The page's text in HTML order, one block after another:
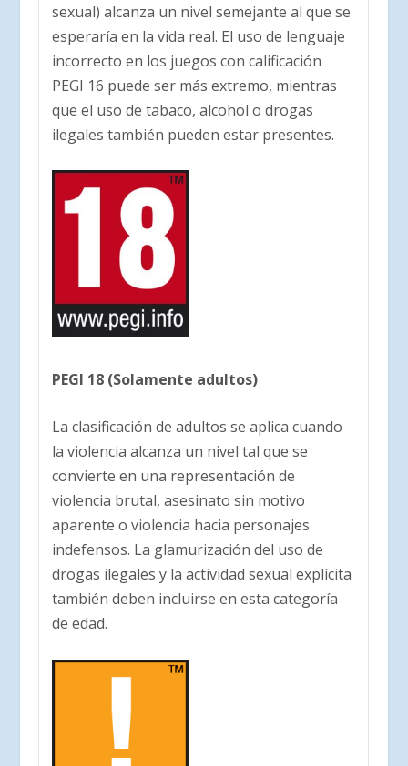
sexual) alcanza un nivel semejante al que se
esperaría en la vida real. El uso de lenguaje
incorrecto en los juegos con calificación
PEGI 16 puede ser más extremo, mientras
que el uso de tabaco, alcohol o drogas
ilegales también pueden estar presentes.
PEGI 18 (Solamente adultos)
La clasificación de adultos se aplica cuando
la violencia alcanza un nivel tal que se
convierte en una representación de
violencia brutal, asesinato sin motivo
aparente o violencia hacia personajes
indefensos. La glamurización del uso de
drogas ilegales y la actividad sexual explícita
también deben incluirse en esta categoría
de edad.